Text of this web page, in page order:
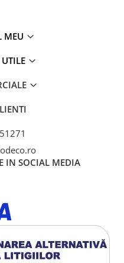
MEU
IN SOCIAL MEDIA